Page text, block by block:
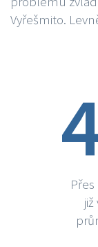
Vyřešmito.